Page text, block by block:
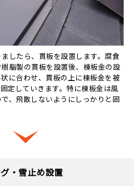
したら、貫板を設置します。腐食
脂製の貫板を設置後、棟板金の設
に合わせ、貫板の上に棟板金を被
定していきます。特に棟板金は風
、飛散しないようにしっかりと固
・雪止め設置